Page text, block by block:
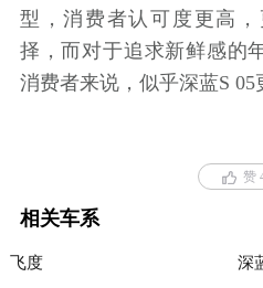
型，消费者认可度更高
择，而对于追求新鲜感的
消费者来说，似乎深蓝S 05
赞
相关车系
飞度 深